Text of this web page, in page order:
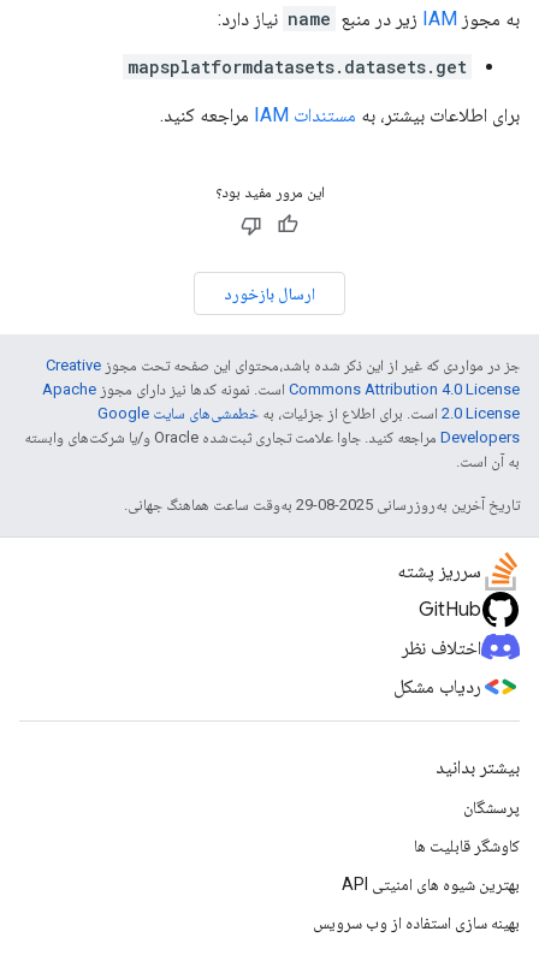
به مجوز IAM زیر در منبع name نیاز دارد:
mapsplatformdatasets.datasets.get
برای اطلاعات بیشتر، به مستندات IAM مراجعه کنید.
این مرور مفید بود؟
ارسال بازخورد
جز در مواردی که غیر از این ذکر شده باشد،‌محتوای این صفحه تحت مجوز Creative
Commons Attribution 4.0 License است. نمونه کدها نیز دارای مجوز Apache
2.0 License است. برای اطلاع از جزئیات، به
خطمشی‌های سایت Google
Developers‏
مراجعه کنید. جاوا علامت تجاری ثبت‌شده Oracle و/یا شرکت‌های وابسته
به آن است.
تاریخ آخرین به‌روزرسانی 2025-08-29 به‌وقت ساعت هماهنگ جهانی.
سرریز پشته
GitHub
اختلاف نظر
ردیاب مشکل
بیشتر بدانید
پرسشگان
کاوشگر قابلیت ها
بهترین شیوه های امنیتی API
بهینه سازی استفاده از وب سرویس